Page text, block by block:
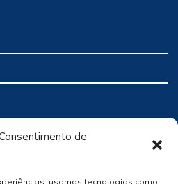
de
usamos tecnologias como